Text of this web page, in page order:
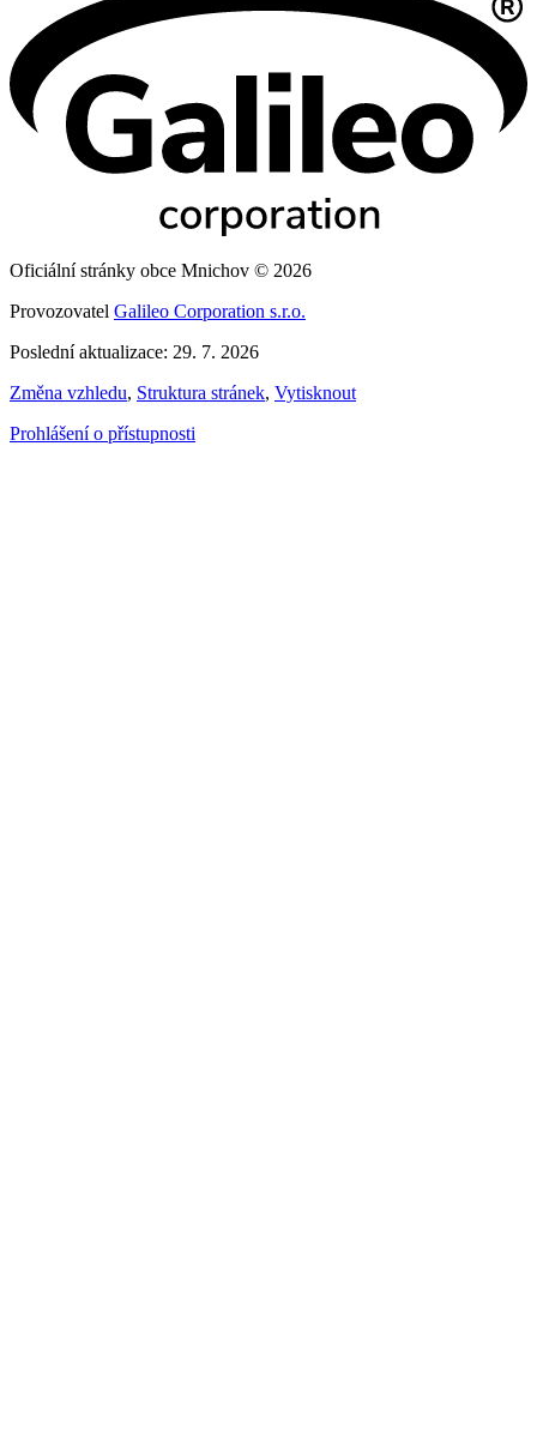
Oficiální stránky obce Mnichov © 2026
Provozovatel Galileo Corporation s.r.o.
Poslední aktualizace: 29. 7. 2026
Změna vzhledu, Struktura stránek, Vytisknout
Prohlášení o přístupnosti